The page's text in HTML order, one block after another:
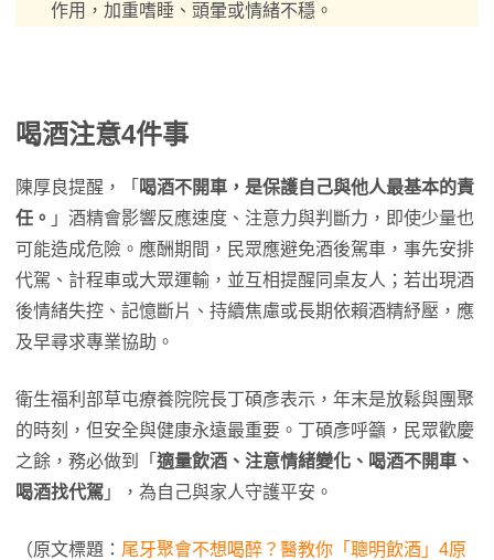
作用，加重嗜睡、頭暈或情緒不穩。
喝酒注意4件事
陳厚良提醒，「 喝酒不開車，是保護自己與他人最基本的責
任。 」酒精會影響反應速度、注意力與判斷力，即使少量也
可能造成危險。應酬期間，民眾應避免酒後駕車，事先安排
代駕、計程車或大眾運輸，並互相提醒同桌友人；若出現酒
後情緒失控、記憶斷片、持續焦慮或長期依賴酒精紓壓，應
及早尋求專業協助。
衛生福利部草屯療養院院長丁碩彥表示，年末是放鬆與團聚
的時刻，但安全與健康永遠最重要。丁碩彥呼籲，民眾歡慶
之餘，務必做到「 適量飲酒、注意情緒變化、喝酒不開車、
喝酒找代駕 」，為自己與家人守護平安。
（原文標題： 尾牙聚會不想喝醉？醫教你「聰明飲酒」4原